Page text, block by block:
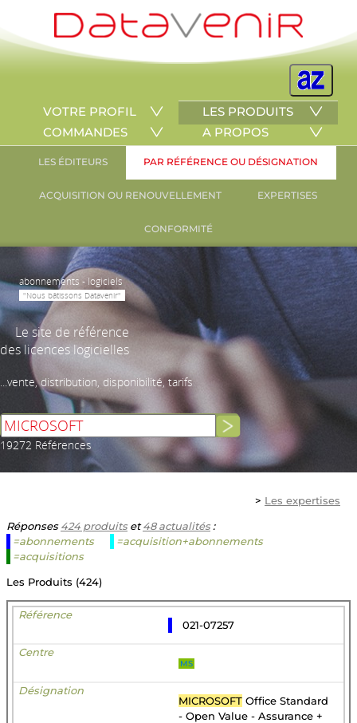
VOTRE PROFIL
LES PRODUITS
COMMANDES
A PROPOS
LES ÉDITEURS PAR RÉFÉRENCE OU DÉSIGNATION
ACQUISITION OU RENOUVELLEMENT EXPERTISES
CONFORMITÉ
abonnements - logiciels
"Nous bâtissons Datavenir"
Le site de référence
des licences logicielles
...vente, distribution, disponibilité, tarifs
19272 Références
> Les expertises
Réponses424 produitset48 actualités:
=abonnements
=acquisition+abonnements
=acquisitions
Les Produits (424)
021-07257
MS
MICROSOFT Office Standard
- Open Value - Assurance +